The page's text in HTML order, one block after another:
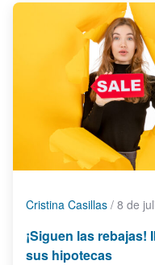
Cristina Casillas / 8 de
¡Siguen las
sus hipotecas